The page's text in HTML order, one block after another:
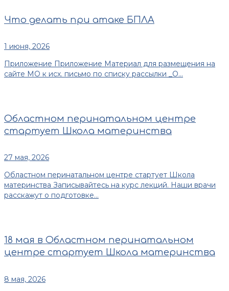
Что делать при атаке БПЛА
1 июня, 2026
Приложение Приложение Материал для размещения на
сайте МО к исх. письмо по списку рассылки _О...
Областном перинатальном центре
стартует Школа материнства
27 мая, 2026
Областном перинатальном центре стартует Школа
материнства Записывайтесь на курс лекций. Наши врачи
расскажут о подготовке...
18 мая в Областном перинатальном
центре стартует Школа материнства
8 мая, 2026